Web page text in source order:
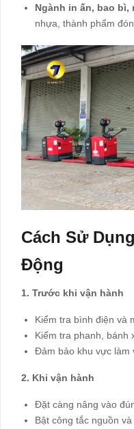
Ngành in ấn, bao bì,
nhựa, thành phẩm
Cách Sử
Động
1. Trước khi vận hành
Kiểm tra bình điện và
Kiểm tra phanh, bánh
Đảm bảo khu vực làm
2. Khi vận hành
Đặt càng nâng vào
Bật công tắc nguồn